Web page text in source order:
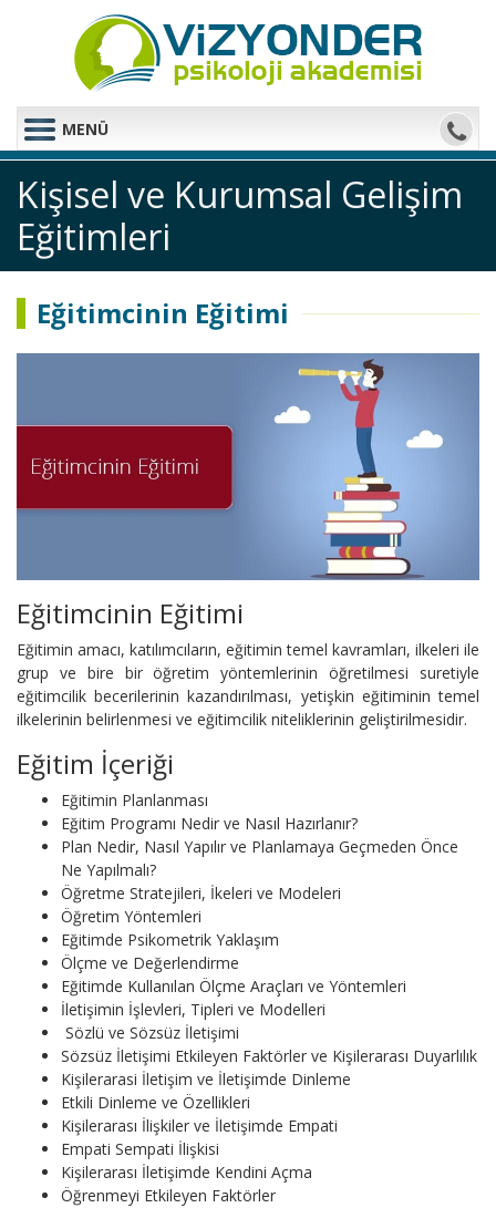
MENÜ
Kişisel ve Kurumsal Gelişim
Eğitimleri
Eğitimcinin Eğitimi
Eğitimcinin Eğitimi
Eğitimin amacı, katılımcıların, eğitimin temel kavramları, ilkeleri ile
grup ve bire bir öğretim yöntemlerinin öğretilmesi suretiyle
eğitimcilik becerilerinin kazandırılması, yetişkin eğitiminin temel
ilkelerinin belirlenmesi ve eğitimcilik niteliklerinin geliştirilmesidir.
Eğitim İçeriği
Eğitimin Planlanması
Eğitim Programı Nedir ve Nasıl Hazırlanır?
Plan Nedir, Nasıl Yapılır ve Planlamaya Geçmeden Önce
Ne Yapılmalı?
Öğretme Stratejileri, İkeleri ve Modeleri
Öğretim Yöntemleri
Eğitimde Psikometrik Yaklaşım
Ölçme ve Değerlendirme
Eğitimde Kullanılan Ölçme Araçları ve Yöntemleri
İletişimin İşlevleri, Tipleri ve Modelleri
Sözlü ve Sözsüz İletişimi
Sözsüz İletişimi Etkileyen Faktörler ve Kişilerarası Duyarlılık
Kişilerarasi İletişim ve İletişimde Dinleme
Etkili Dinleme ve Özellikleri
Kişilerarası İlişkiler ve İletişimde Empati
Empati Sempati İlişkisi
Kişilerarası İletişimde Kendini Açma
Öğrenmeyi Etkileyen Faktörler